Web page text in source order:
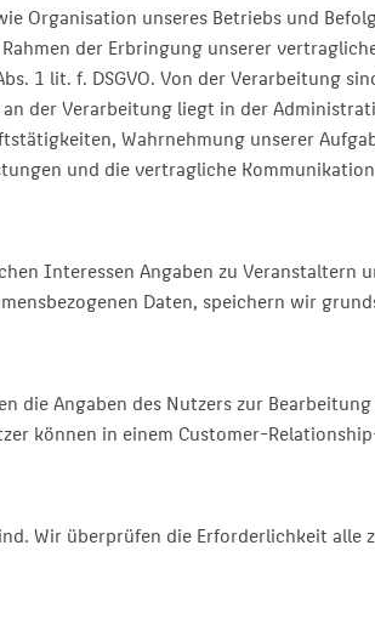
Organisation unseres Betriebs und
der Erbringung unserer
1 lit. f. DSGVO. Von der Verarbeitung
der Verarbeitung liegt in der
Wahrnehmung unserer
und die vertragliche
Interessen Angaben zu Veranstaltern
Daten, speichern wir
die Angaben des Nutzers zur
können in einem Customer-
Wir überprüfen die Erforderlichkeit alle